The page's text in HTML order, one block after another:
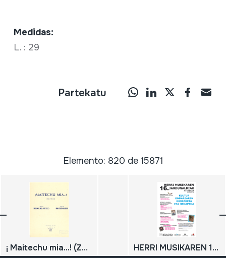
Medidas:
L. : 29
Partekatu
Elemento: 820 de 15871
¡ Maitechu mia...! (Zortziko) HERRI MUSIKAREN 16. JARDUNALDIAK: KULTUR ONDAREAREN KUDEAKETA ETA HEDAPENA; 2017-03-29; 2017-04-02; Oiartzun; Soinuenea